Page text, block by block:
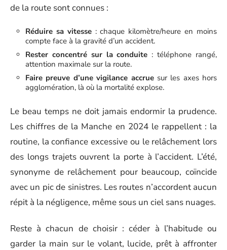
de la route sont connues :
Réduire sa vitesse: chaque kilomètre/heure en moins
compte face à la gravité d’un accident.
Rester concentré sur la conduite : téléphone rangé,
attention maximale sur la route.
Faire preuve d’une vigilance accruesur les axes hors
agglomération, là où la mortalité explose.
Le beau temps ne doit jamais endormir la prudence.
Les chiffres de la Manche en 2024 le rappellent : la
routine, la confiance excessive ou le relâchement lors
des longs trajets ouvrent la porte à l’accident. L’été,
synonyme de relâchement pour beaucoup, coïncide
avec un pic de sinistres. Les routes n’accordent aucun
répit à la négligence, même sous un ciel sans nuages.
Reste à chacun de choisir : céder à l’habitude ou
garder la main sur le volant, lucide, prêt à affronter